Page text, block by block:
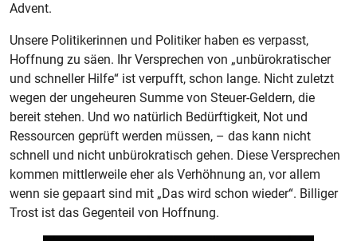
Advent.
Unsere Politikerinnen und Politiker haben es verpasst,
Hoffnung zu säen. Ihr Versprechen von „unbürokratischer
und schneller Hilfe“ ist verpufft, schon lange. Nicht zuletzt
wegen der ungeheuren Summe von Steuer-Geldern, die
bereit stehen. Und wo natürlich Bedürftigkeit, Not und
Ressourcen geprüft werden müssen, – das kann nicht
schnell und nicht unbürokratisch gehen. Diese Versprechen
kommen mittlerweile eher als Verhöhnung an, vor allem
wenn sie gepaart sind mit „Das wird schon wieder“. Billiger
Trost ist das Gegenteil von Hoffnung.